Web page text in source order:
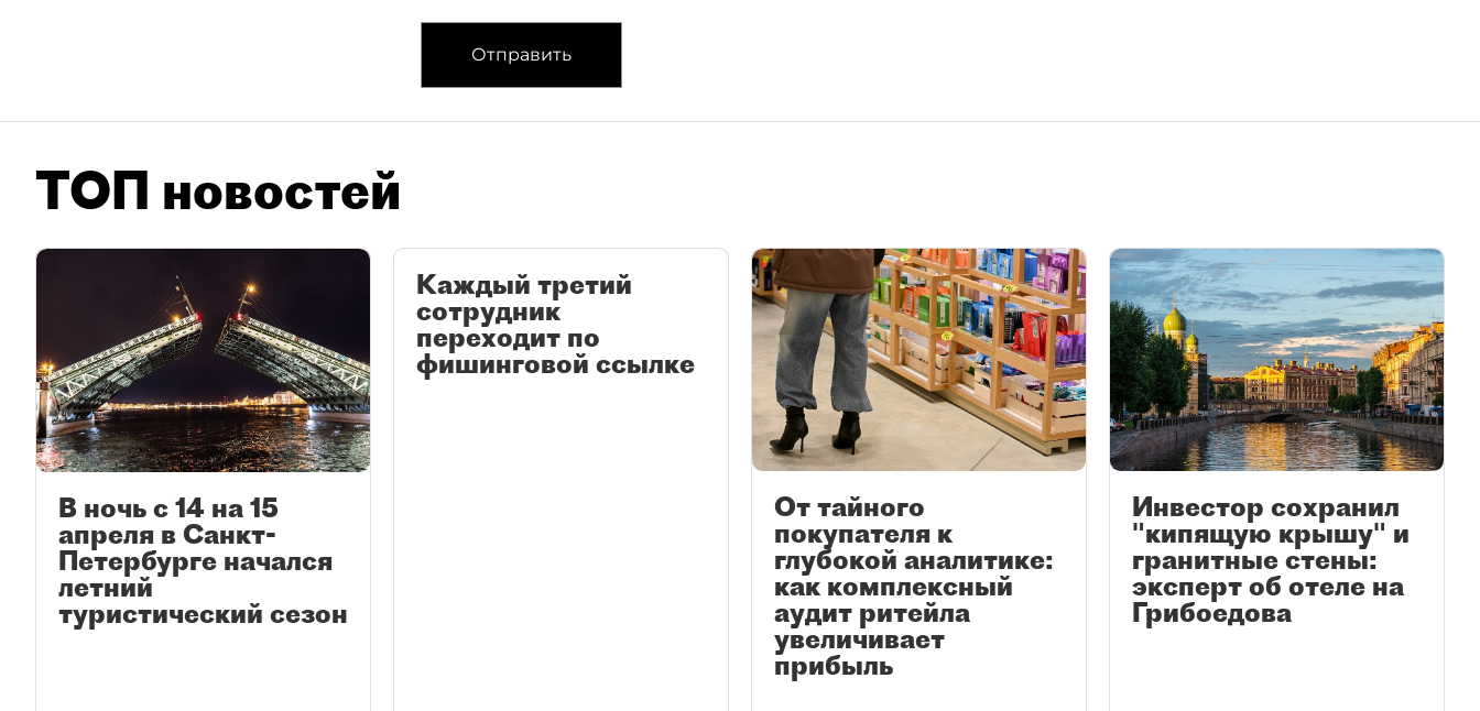
Отправить
ТОП новостей
В ночь с 14 на 15
апреля в Санкт-
Петербурге начался
летний
туристический сезон
Каждый третий
сотрудник
переходит по
фишинговой ссылке
От тайного
покупателя к
глубокой аналитике:
как комплексный
аудит ритейла
увеличивает
прибыль
Инвестор сохранил
"кипящую крышу" и
гранитные стены:
эксперт об отеле на
Грибоедова